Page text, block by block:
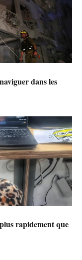
dans les
rapidement que